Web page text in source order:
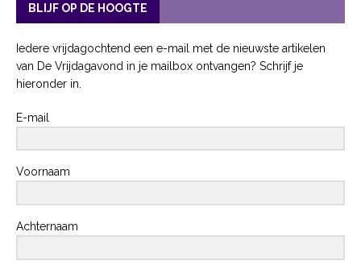
BLIJF OP DE HOOGTE
Iedere vrijdagochtend een e-mail met de nieuwste artikelen
van De Vrijdagavond in je mailbox ontvangen? Schrijf je
hieronder in.
E-mail
Voornaam
Achternaam